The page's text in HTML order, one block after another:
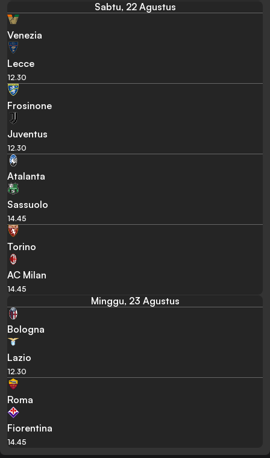
Sabtu, 22 Agustus
Venezia
Lecce
12.30
Frosinone
Juventus
12.30
Atalanta
Sassuolo
14.45
Torino
AC Milan
14.45
Minggu, 23 Agustus
Bologna
Lazio
12.30
Roma
Fiorentina
14.45